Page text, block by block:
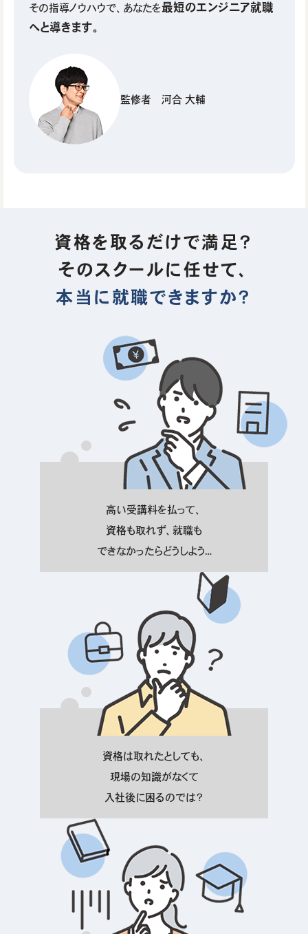
その指導ノウハウで、あなたを最短のエンジニア就職
へと導きます。
監修者 河合 大輔
資格を取るだけで満足？
そのスクールに任せて、
本当に就職できますか？
高い受講料を払って、
資格も取れず、就職も
できなかったらどうしよう…
資格は取れたとしても、
現場の知識がなくて
入社後に困るのでは？